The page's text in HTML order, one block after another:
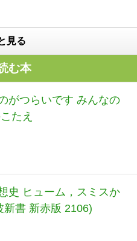
見る
む本
がつらいです みんなの
たえ
史 ヒューム，スミスか
新書 新赤版 2106)